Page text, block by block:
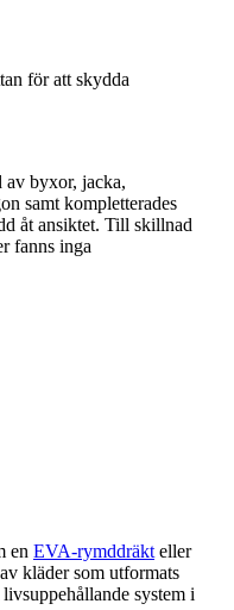
för att skydda
av byxor, jacka,
samt kompletterades
åt ansiktet. Till skillnad
fanns inga
en EVA-rymddräkt eller
kläder som utformats
system i